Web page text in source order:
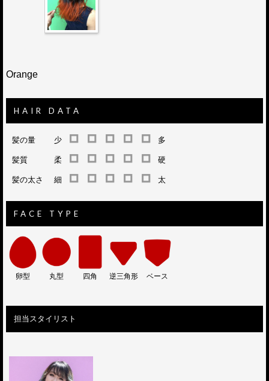
Orange
HAIR DATA
髪の量 少 多
髪質 柔 硬
髪の太さ 細 太
FACE TYPE
卵型 丸型 四角 逆三角形 ベース
担当スタイリスト